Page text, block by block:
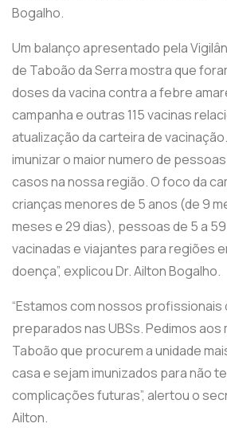
Bogalho.
Um balanço apresentado pela
de Taboão da Serra mostra que
doses da vacina contra a febre
campanha e outras 115 vacinas
atualização da carteira de
imunizar o maior numero de
casos na nossa região. O foco da
crianças menores de 5 anos (de 9
meses e 29 dias), pessoas de 5 a
vacinadas e viajantes para regiões
doença”, explicou Dr. Ailton Bogalho.
“Estamos com nossos profissionais
preparados nas UBSs. Pedimos aos
Taboão que procurem a unidade
casa e sejam imunizados para não
complicações futuras”, alertou o
Ailton.